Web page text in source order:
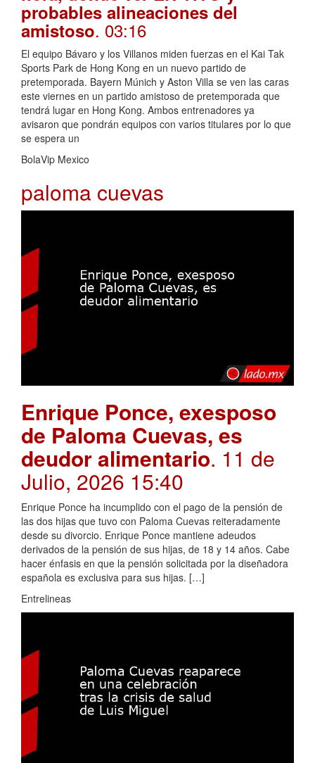
probables alineaciones del
amistoso. 03:16
El equipo Bávaro y los Villanos miden fuerzas en el Kai Tak
Sports Park de Hong Kong en un nuevo partido de
pretemporada. Bayern Múnich y Aston Villa se ven las caras
este viernes en un partido amistoso de pretemporada que
tendrá lugar en Hong Kong. Ambos entrenadores ya
avisaron que pondrán equipos con varios titulares por lo que
se espera un
BolaVip Mexico
paloma cuevas
Enrique Ponce, exesposo
de Paloma Cuevas, es
deudor alimentario. 11 de
Julio, 2026 15:40
Enrique Ponce ha incumplido con el pago de la pensión de
las dos hijas que tuvo con Paloma Cuevas reiteradamente
desde su divorcio. Enrique Ponce mantiene adeudos
derivados de la pensión de sus hijas, de 18 y 14 años. Cabe
hacer énfasis en que la pensión solicitada por la diseñadora
española es exclusiva para sus hijas. […]
Entrelineas